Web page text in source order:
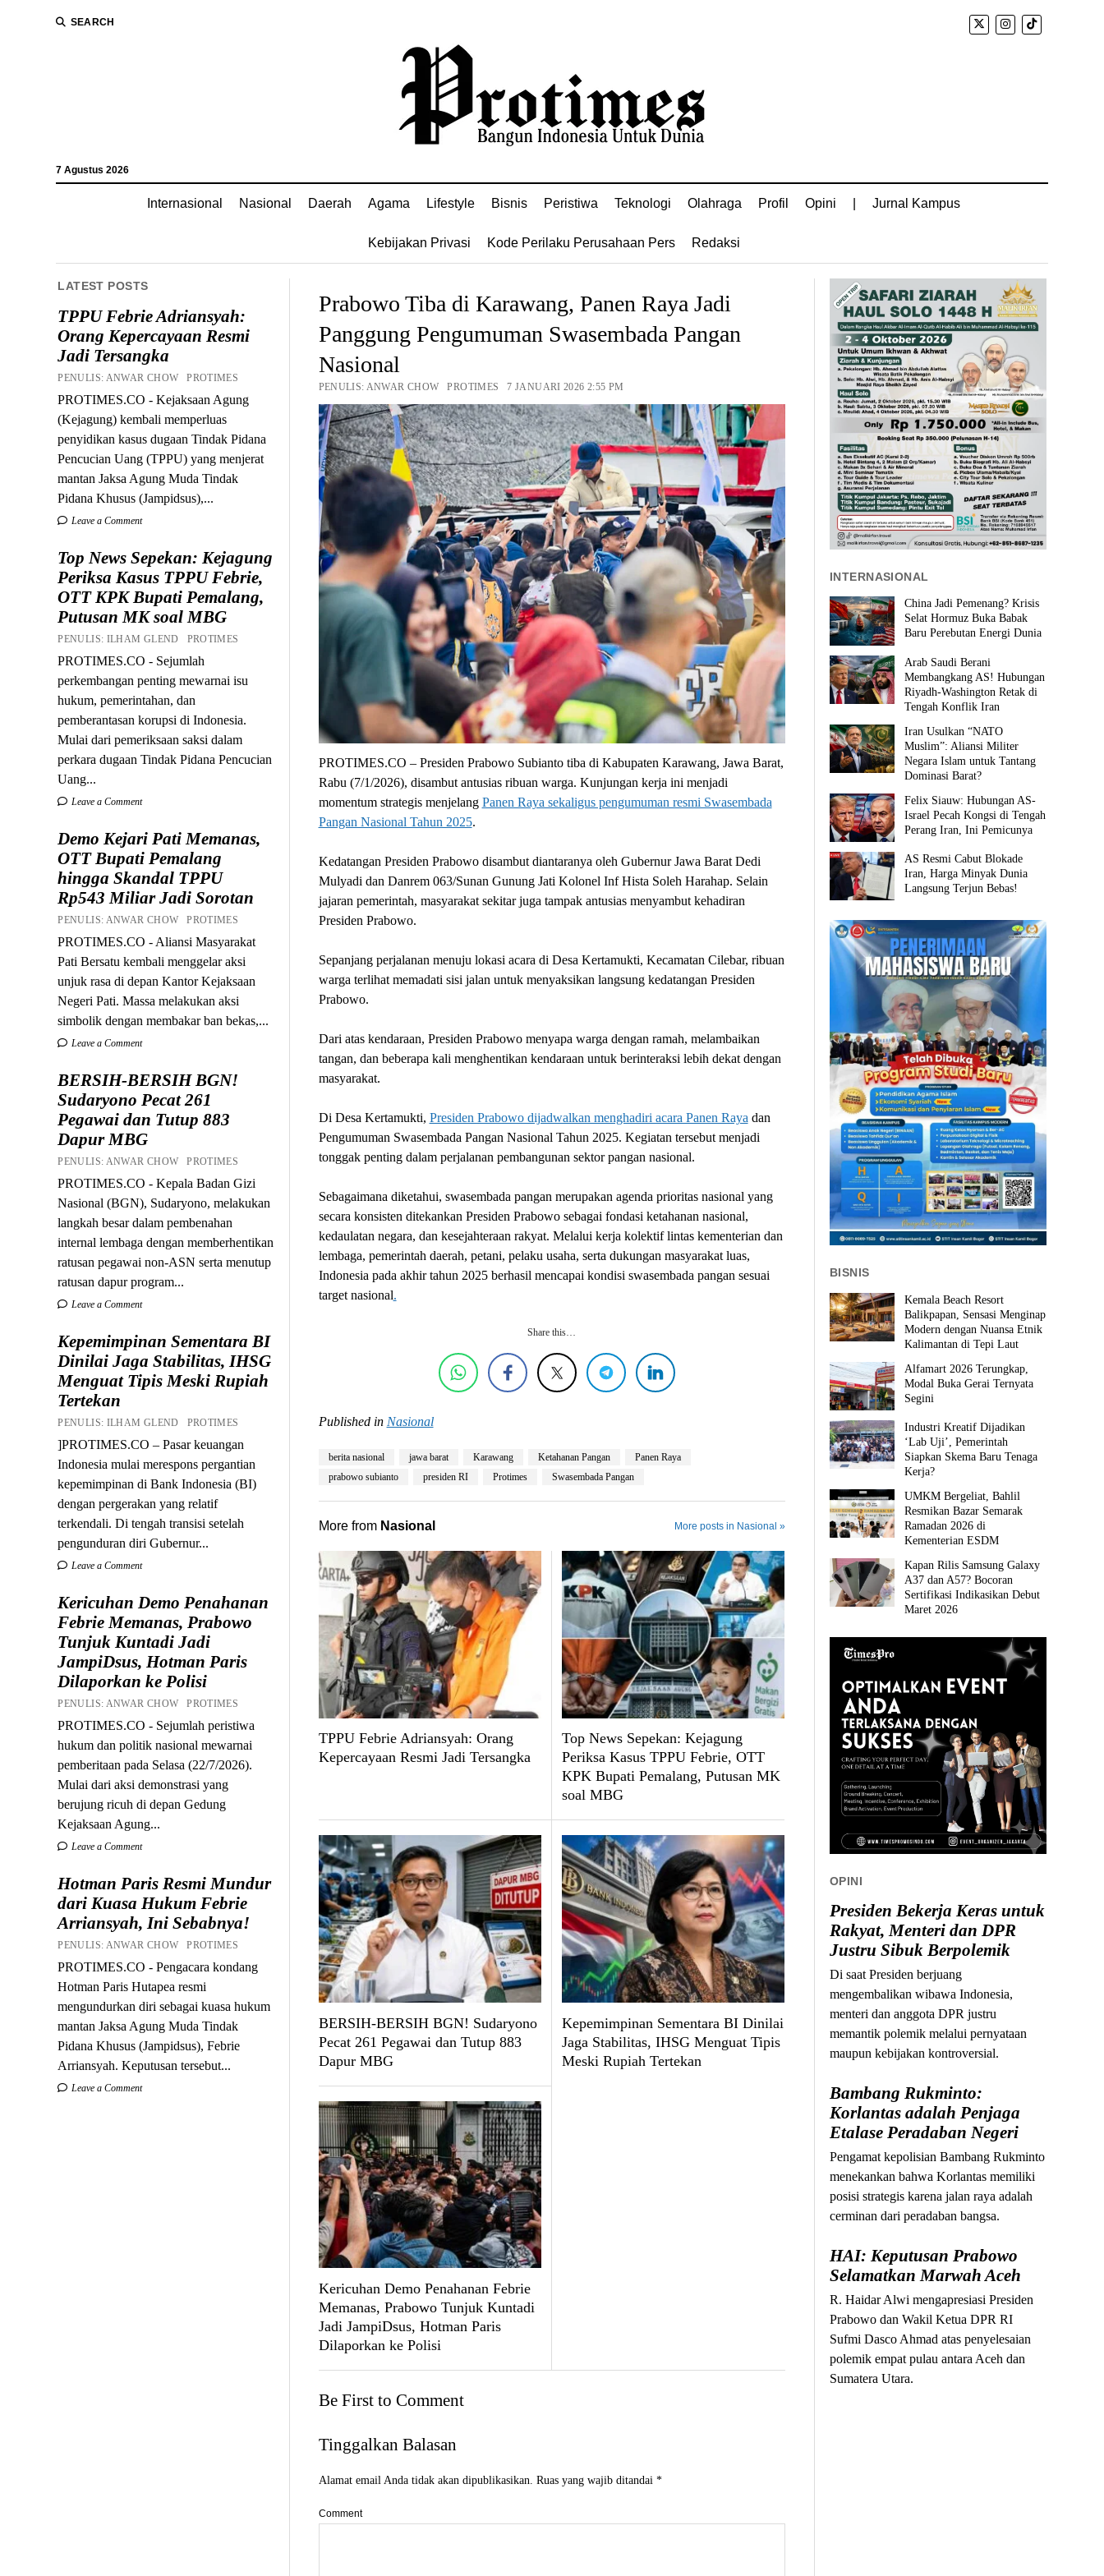
SEARCH
7 Agustus 2026
Internasional Nasional Daerah Agama Lifestyle Bisnis Peristiwa Teknologi Olahraga Profil Opini Jurnal Kampus
Kebijakan Privasi Kode Perilaku Perusahaan Pers Redaksi
LATEST POSTS
TPPU Febrie Adriansyah:
Orang Kepercayaan Resmi
Jadi Tersangka
PENULIS: ANWAR CHOW PROTIMES
PROTIMES.CO - Kejaksaan Agung
(Kejagung) kembali memperluas
penyidikan kasus dugaan Tindak Pidana
Pencucian Uang (TPPU) yang menjerat
mantan Jaksa Agung Muda Tindak
Pidana Khusus (Jampidsus),...
Leave a Comment
Top News Sepekan: Kejagung
Periksa Kasus TPPU Febrie,
OTT KPK Bupati Pemalang,
Putusan MK soal MBG
PENULIS: ILHAM GLEND PROTIMES
PROTIMES.CO - Sejumlah
perkembangan penting mewarnai isu
hukum, pemerintahan, dan
pemberantasan korupsi di Indonesia.
Mulai dari pemeriksaan saksi dalam
perkara dugaan Tindak Pidana Pencucian
Uang...
Leave a Comment
Demo Kejari Pati Memanas,
OTT Bupati Pemalang
hingga Skandal TPPU
Rp543 Miliar Jadi Sorotan
PENULIS: ANWAR CHOW PROTIMES
PROTIMES.CO - Aliansi Masyarakat
Pati Bersatu kembali menggelar aksi
unjuk rasa di depan Kantor Kejaksaan
Negeri Pati. Massa melakukan aksi
simbolik dengan membakar ban bekas,...
Leave a Comment
BERSIH-BERSIH BGN!
Sudaryono Pecat 261
Pegawai dan Tutup 883
Dapur MBG
PENULIS: ANWAR CHOW PROTIMES
PROTIMES.CO - Kepala Badan Gizi
Nasional (BGN), Sudaryono, melakukan
langkah besar dalam pembenahan
internal lembaga dengan memberhentikan
ratusan pegawai non-ASN serta menutup
ratusan dapur program...
Leave a Comment
Kepemimpinan Sementara BI
Dinilai Jaga Stabilitas, IHSG
Menguat Tipis Meski Rupiah
Tertekan
PENULIS: ILHAM GLEND PROTIMES
]PROTIMES.CO – Pasar keuangan
Indonesia mulai merespons pergantian
kepemimpinan di Bank Indonesia (BI)
dengan pergerakan yang relatif
terkendali. Di tengah transisi setelah
pengunduran diri Gubernur...
Leave a Comment
Kericuhan Demo Penahanan
Febrie Memanas, Prabowo
Tunjuk Kuntadi Jadi
JampiDsus, Hotman Paris
Dilaporkan ke Polisi
PENULIS: ANWAR CHOW PROTIMES
PROTIMES.CO - Sejumlah peristiwa
hukum dan politik nasional mewarnai
pemberitaan pada Selasa (22/7/2026).
Mulai dari aksi demonstrasi yang
berujung ricuh di depan Gedung
Kejaksaan Agung...
Leave a Comment
Hotman Paris Resmi Mundur
dari Kuasa Hukum Febrie
Arriansyah, Ini Sebabnya!
PENULIS: ANWAR CHOW PROTIMES
PROTIMES.CO - Pengacara kondang
Hotman Paris Hutapea resmi
mengundurkan diri sebagai kuasa hukum
mantan Jaksa Agung Muda Tindak
Pidana Khusus (Jampidsus), Febrie
Arriansyah. Keputusan tersebut...
Leave a Comment
Prabowo Tiba di Karawang, Panen Raya Jadi
Panggung Pengumuman Swasembada Pangan
Nasional
PENULIS: ANWAR CHOW PROTIMES 7 JANUARI 2026 2:55 PM
PROTIMES.CO – Presiden Prabowo Subianto tiba di Kabupaten Karawang, Jawa Barat,
Rabu (7/1/2026), disambut antusias ribuan warga. Kunjungan kerja ini menjadi
momentum strategis menjelang Panen Raya sekaligus pengumuman resmi Swasembada
Pangan Nasional Tahun 2025.
Kedatangan Presiden Prabowo disambut diantaranya oleh Gubernur Jawa Barat Dedi
Mulyadi dan Danrem 063/Sunan Gunung Jati Kolonel Inf Hista Soleh Harahap. Selain
jajaran pemerintah, masyarakat sekitar juga tampak antusias menyambut kehadiran
Presiden Prabowo.
Sepanjang perjalanan menuju lokasi acara di Desa Kertamukti, Kecamatan Cilebar, ribuan
warga terlihat memadati sisi jalan untuk menyaksikan langsung kedatangan Presiden
Prabowo.
Dari atas kendaraan, Presiden Prabowo menyapa warga dengan ramah, melambaikan
tangan, dan beberapa kali menghentikan kendaraan untuk berinteraksi lebih dekat dengan
masyarakat.
Di Desa Kertamukti, Presiden Prabowo dijadwalkan menghadiri acara Panen Raya dan
Pengumuman Swasembada Pangan Nasional Tahun 2025. Kegiatan tersebut menjadi
tonggak penting dalam perjalanan pembangunan sektor pangan nasional.
Sebagaimana diketahui, swasembada pangan merupakan agenda prioritas nasional yang
secara konsisten ditekankan Presiden Prabowo sebagai fondasi ketahanan nasional,
kedaulatan negara, dan kesejahteraan rakyat. Melalui kerja kolektif lintas kementerian dan
lembaga, pemerintah daerah, petani, pelaku usaha, serta dukungan masyarakat luas,
Indonesia pada akhir tahun 2025 berhasil mencapai kondisi swasembada pangan sesuai
target nasional.
Share this…
Published in Nasional
berita nasional jawa barat Karawang Ketahanan Pangan
Panen Raya
prabowo subianto
presiden RI Protimes Swasembada Pangan
More from Nasional More posts in Nasional »
TPPU Febrie Adriansyah: Orang
Kepercayaan Resmi Jadi Tersangka
Top News Sepekan: Kejagung
Periksa Kasus TPPU Febrie, OTT
KPK Bupati Pemalang, Putusan MK
soal MBG
BERSIH-BERSIH BGN! Sudaryono
Pecat 261 Pegawai dan Tutup 883
Dapur MBG
Kepemimpinan Sementara BI Dinilai
Jaga Stabilitas, IHSG Menguat Tipis
Meski Rupiah Tertekan
Kericuhan Demo Penahanan Febrie
Memanas, Prabowo Tunjuk Kuntadi
Jadi JampiDsus, Hotman Paris
Dilaporkan ke Polisi
Be First to Comment
Tinggalkan Balasan
Alamat email Anda tidak akan dipublikasikan. Ruas yang wajib ditandai *
Comment
INTERNASIONAL
China Jadi Pemenang? Krisis
Selat Hormuz Buka Babak
Baru Perebutan Energi Dunia
Arab Saudi Berani
Membangkang AS! Hubungan
Riyadh-Washington Retak di
Tengah Konflik Iran
Iran Usulkan “NATO
Muslim”: Aliansi Militer
Negara Islam untuk Tantang
Dominasi Barat?
Felix Siauw: Hubungan AS-
Israel Pecah Kongsi di Tengah
Perang Iran, Ini Pemicunya
AS Resmi Cabut Blokade
Iran, Harga Minyak Dunia
Langsung Terjun Bebas!
BISNIS
Kemala Beach Resort
Balikpapan, Sensasi Menginap
Modern dengan Nuansa Etnik
Kalimantan di Tepi Laut
Alfamart 2026 Terungkap,
Modal Buka Gerai Ternyata
Segini
Industri Kreatif Dijadikan
‘Lab Uji’, Pemerintah
Siapkan Skema Baru Tenaga
Kerja?
UMKM Bergeliat, Bahlil
Resmikan Bazar Semarak
Ramadan 2026 di
Kementerian ESDM
Kapan Rilis Samsung Galaxy
A37 dan A57? Bocoran
Sertifikasi Indikasikan Debut
Maret 2026
OPINI
Presiden Bekerja Keras untuk
Rakyat, Menteri dan DPR
Justru Sibuk Berpolemik
Di saat Presiden berjuang
mengembalikan wibawa Indonesia,
menteri dan anggota DPR justru
memantik polemik melalui pernyataan
maupun kebijakan kontroversial.
Bambang Rukminto:
Korlantas adalah Penjaga
Etalase Peradaban Negeri
Pengamat kepolisian Bambang Rukminto
menekankan bahwa Korlantas memiliki
posisi strategis karena jalan raya adalah
cerminan dari peradaban bangsa.
HAI: Keputusan Prabowo
Selamatkan Marwah Aceh
R. Haidar Alwi mengapresiasi Presiden
Prabowo dan Wakil Ketua DPR RI
Sufmi Dasco Ahmad atas penyelesaian
polemik empat pulau antara Aceh dan
Sumatera Utara.